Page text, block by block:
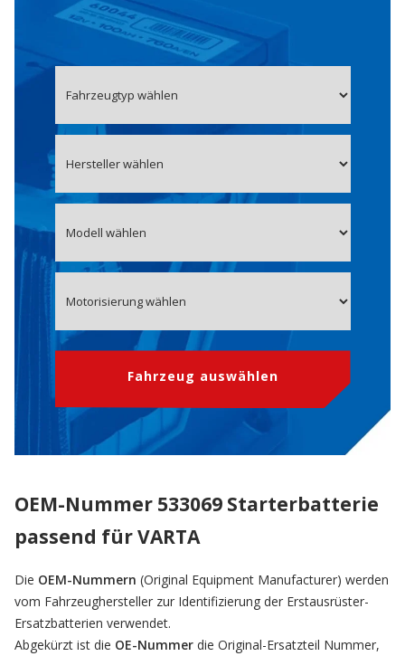
Fahrzeug auswählen
OEM-Nummer 533069 Starterbatterie
passend für VARTA
Die OEM-Nummern (Original Equipment Manufacturer) werden
vom Fahrzeughersteller zur Identifizierung der Erstausrüster-
Ersatzbatterien verwendet.
Abgekürzt ist die OE-Nummer die Original-Ersatzteil Nummer,